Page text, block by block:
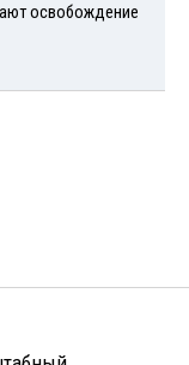
освобождение